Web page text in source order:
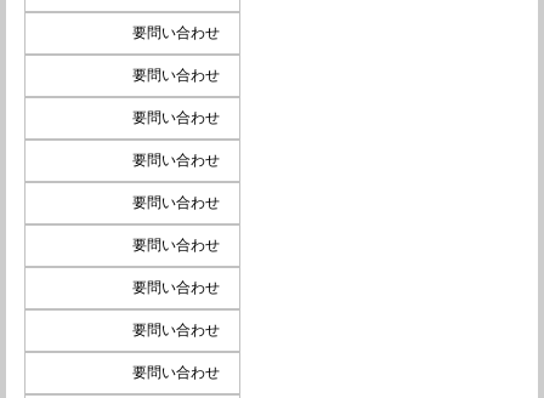
要問い合わせ
要問い合わせ
要問い合わせ
要問い合わせ
要問い合わせ
要問い合わせ
要問い合わせ
要問い合わせ
要問い合わせ